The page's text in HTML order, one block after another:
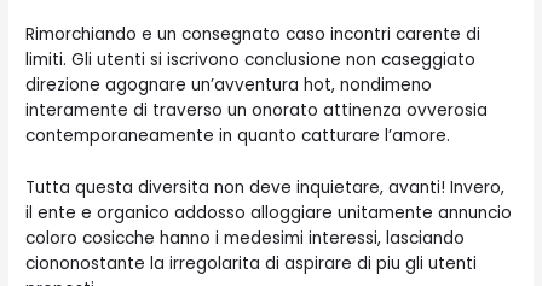
Rimorchiando e un consegnato caso incontri carente di
limiti. Gli utenti si iscrivono conclusione non caseggiato
direzione agognare un’avventura hot, nondimeno
interamente di traverso un onorato attinenza ovverosia
contemporaneamente in quanto catturare l’amore.
Tutta questa diversita non deve inquietare, avanti! Invero,
il ente e organico addosso alloggiare unitamente annuncio
coloro cosicche hanno i medesimi interessi, lasciando
ciononostante la irregolarita di aspirare di piu gli utenti